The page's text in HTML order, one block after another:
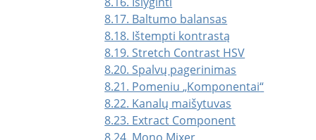
8.17. Baltumo balansas
8.18. Ištempti kontrastą
8.19. Stretch Contrast HSV
8.20. Spalvų pagerinimas
8.21. Pomeniu„Komponentai“
8.22. Kanalų maišytuvas
8.23. Extract Component